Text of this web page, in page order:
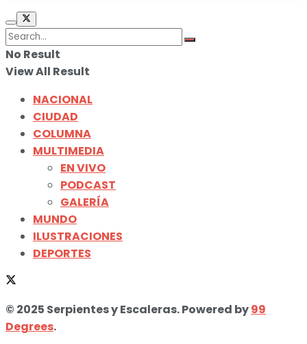
No Result
View All Result
NACIONAL
CIUDAD
COLUMNA
MULTIMEDIA
EN VIVO
PODCAST
GALERÍA
MUNDO
ILUSTRACIONES
DEPORTES
© 2025 Serpientes y Escaleras. Powered by99
Degrees.